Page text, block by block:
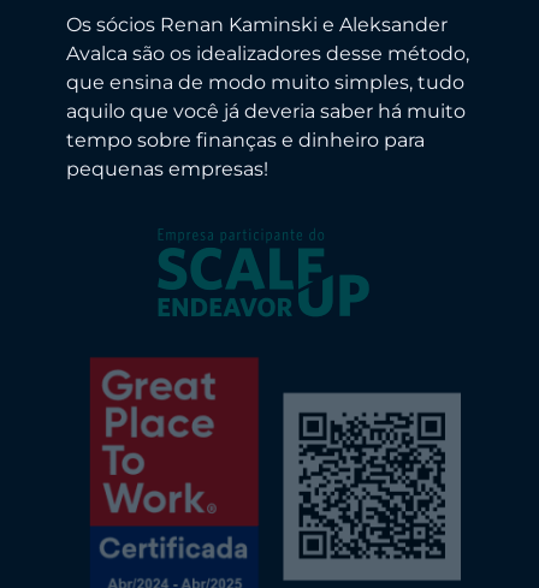
Os sócios Renan Kaminski e Aleksander
Avalca são os idealizadores desse método,
que ensina de modo muito simples, tudo
aquilo que você já deveria saber há muito
tempo sobre finanças e dinheiro para
pequenas empresas!